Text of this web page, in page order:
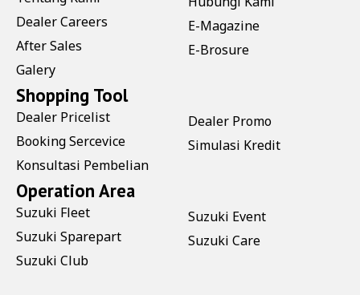
Dealer Careers
After Sales
Galery
E-Magazine
E-Brosure
Shopping Tool
Dealer Pricelist
Booking Sercevice
Konsultasi Pembelian
Dealer Promo
Simulasi Kredit
Operation Area
Suzuki Fleet
Suzuki Sparepart
Suzuki Club
Suzuki Event
Suzuki Care